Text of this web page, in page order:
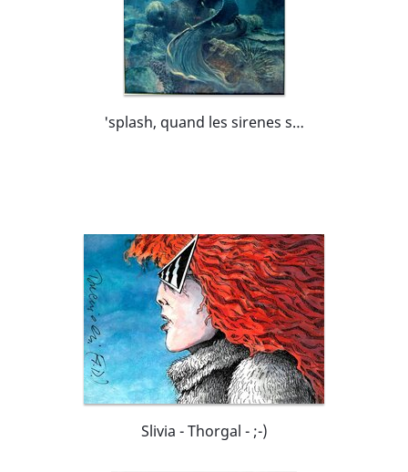
'splash, quand les sirenes sortent de l'eau' - Couverture Tintin
Slivia - Thorgal - ;-)